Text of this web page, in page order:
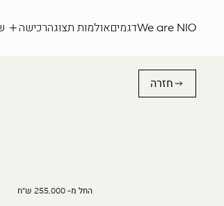
We are NIOדגמיםאולמות תצוגהרכישה
חזרה
החל מ- 255,000 ש"ח